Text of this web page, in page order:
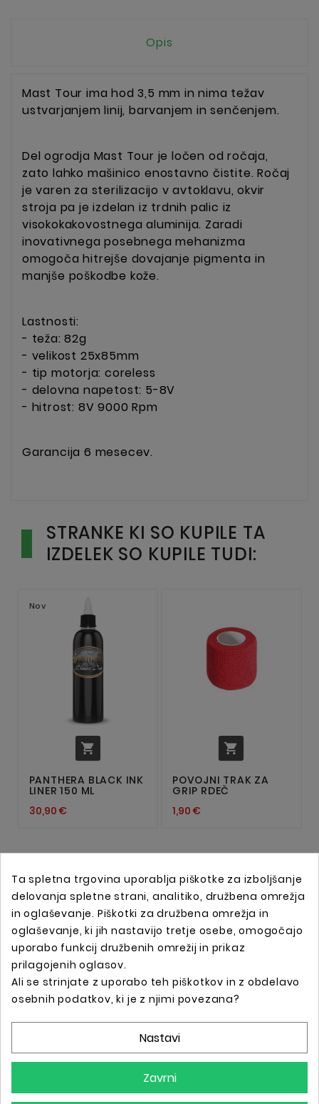
Opis
Mast Tour ima hod 3,5 mm in nima težav
ustvarjanjem linij, barvanjem in senčenjem.
Del ogrodja Mast Tour je ločen od ročaja,
zato lahko mašinico enostavno čistite. Ročaj
je varen za sterilizacijo v avtoklavu, okvir
stroja pa je izdelan iz trdnih palic iz
visokokakovostnega aluminija. Zaradi
inovativnega posebnega mehanizma
omogoča hitrejše dovajanje pigmenta in
manjše poškodbe kože.
Lastnosti:
- teža: 82g
- velikost 25x85mm
- tip motorja: coreless
- delovna napetost: 5-8V
- hitrost: 8V 9000 Rpm
Garancija 6 mesecev.
STRANKE KI SO KUPILE TA
IZDELEK SO KUPILE TUDI:
Nov

PANTHERA BLACK INK
LINER 150 ML
30,90 €

POVOJNI TRAK ZA
GRIP RDEČ
1,90 €
Spletna trgovina s profesionalno tattoo opremo !
Ta spletna trgovina uporablja piškotke za izboljšanje
delovanja spletne strani, analitiko, družbena omrežja
in oglaševanje. Piškotki za družbena omrežja in
oglaševanje, ki jih nastavijo tretje osebe, omogočajo
uporabo funkcij družbenih omrežij in prikaz
prilagojenih oglasov.
Ali se strinjate z uporabo teh piškotkov in z obdelavo
osebnih podatkov, ki je z njimi povezana?
Nastavi
Zavrni